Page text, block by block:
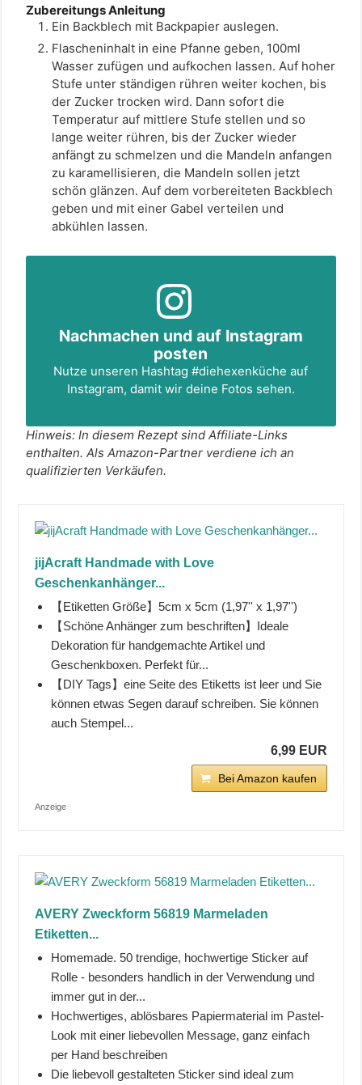
Zubereitungs Anleitung
Ein Backblech mit Backpapier auslegen.
Flascheninhalt in eine Pfanne geben, 100ml
Wasser zufügen und aufkochen lassen. Auf hoher
Stufe unter ständigen rühren weiter kochen, bis
der Zucker trocken wird. Dann sofort die
Temperatur auf mittlere Stufe stellen und so
lange weiter rühren, bis der Zucker wieder
anfängt zu schmelzen und die Mandeln anfangen
zu karamellisieren, die Mandeln sollen jetzt
schön glänzen. Auf dem vorbereiteten Backblech
geben und mit einer Gabel verteilen und
abkühlen lassen.
Nachmachen und auf Instagram
posten
Nutze unseren Hashtag#diehexenküche auf
Instagram, damit wir deine Fotos sehen.
Hinweis: In diesem Rezept sind Affiliate-Links
enthalten. Als Amazon-Partner verdiene ich an
qualifizierten Verkäufen.
jijAcraft Handmade with Love
Geschenkanhänger...
【Etiketten Größe】5cm x 5cm (1,97'' x 1,97'')
【Schöne Anhänger zum beschriften】Ideale
Dekoration für handgemachte Artikel und
Geschenkboxen. Perfekt für...
【DIY Tags】eine Seite des Etiketts ist leer und Sie
können etwas Segen darauf schreiben. Sie können
auch Stempel...
6,99 EUR
Bei Amazon kaufen
Anzeige
AVERY Zweckform 56819 Marmeladen
Etiketten...
Homemade. 50 trendige, hochwertige Sticker auf
Rolle - besonders handlich in der Verwendung und
immer gut in der...
Hochwertiges, ablösbares Papiermaterial im Pastel-
Look mit einer liebevollen Message, ganz einfach
per Hand beschreiben
Die liebevoll gestalteten Sticker sind ideal zum